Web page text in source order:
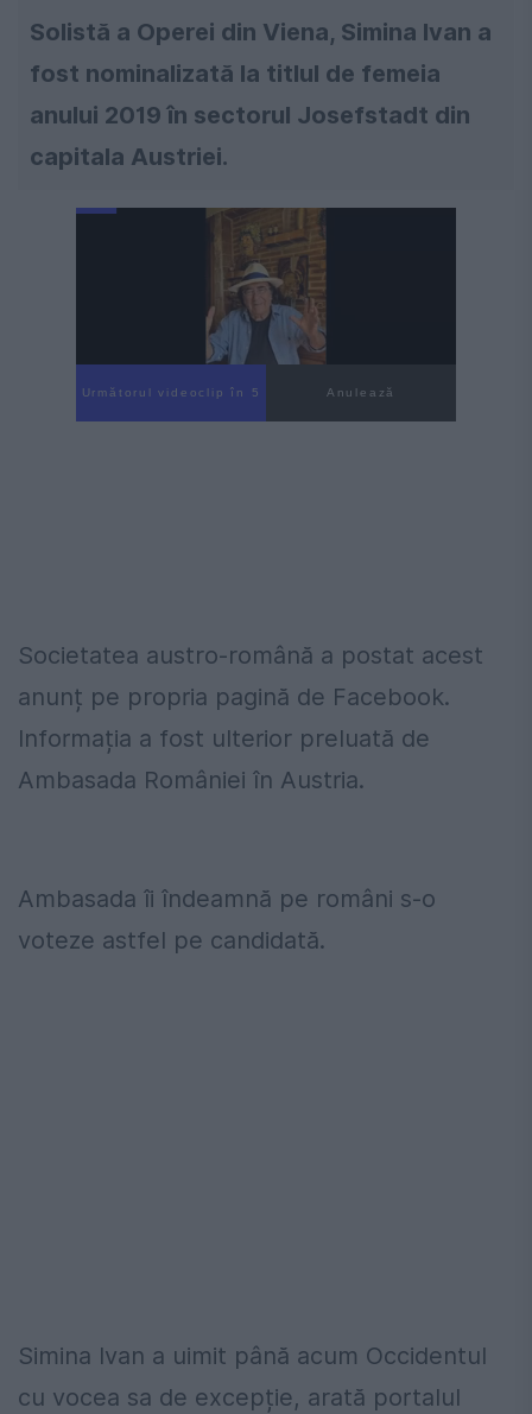
Solistă a Operei din Viena, Simina Ivan a
fost nominalizată la titlul de femeia
anului 2019 în sectorul Josefstadt din
capitala Austriei.
Următorul videoclip în 4 Anulează
Societatea austro-română a postat acest
anunț pe propria pagină de Facebook.
Informația a fost ulterior preluată de
Ambasada României în Austria.
Ambasada îi îndeamnă pe români s-o
voteze astfel pe candidată.
Simina Ivan a uimit până acum Occidentul
cu vocea sa de excepție, arată portalul